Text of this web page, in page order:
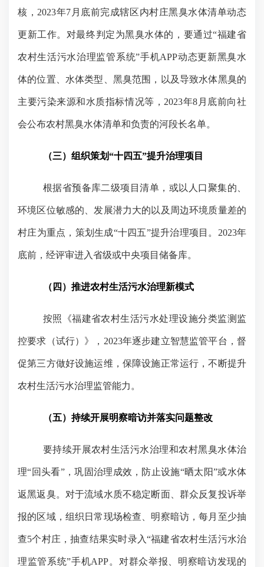
核， 2023年7 月底前完成辖区内村庄黑臭水体清单动态
更新工作。对最终判定为黑臭水体的，要通过“福建省
农村生活污水治理监管系统”手机APP动态更新黑臭水
体的位置、水体类型、黑臭范围，以及导致水体黑臭的
主要污染来源和水质指标情况等， 2023年8 月底前向社
会公布农村黑臭水体清单和负责的河段长名单。
（三）组织策划“十四五”提升治理项目
根据省预备库二级项目清单，或以人口聚集的、
环境区位敏感的、发展潜力大的以及周边环境质量差的
村庄为重点，策划生成“十四五”提升治理项目。 2023年
底前，经评审进入省级或中央项目储备库。
（四）推进农村生活污水治理新模式
按照《福建省农村生活污水处理设施分类监测监
控要求（试行）》， 2023年逐步建立智慧监管平台，督
促第三方做好设施运维，保障设施正常运行，不断提升
农村生活污水治理监管能力。
（五）持续开展明察暗访并落实问题整改
要持续开展农村生活污水治理和农村黑臭水体治
理“回头看”，巩固治理成效，防止设施“晒太阳”或水体
返黑返臭。对于流域水质不稳定断面、群众反复投诉举
报的区域，组织日常现场检查、明察暗访，每月至少抽
查5个村庄，抽查结果实时录入“福建省农村生活污水治
理监管系统”手机APP。对群众举报、明察暗访发现的